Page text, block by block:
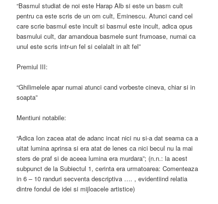
“Basmul studiat de noi este Harap Alb si este un basm cult
pentru ca este scris de un om cult, Eminescu. Atunci cand cel
care scrie basmul este incult si basmul este incult, adica opus
basmului cult, dar amandoua basmele sunt frumoase, numai ca
unul este scris intr-un fel si celalalt in alt fel”
Premiul III:
“Ghilimelele apar numai atunci cand vorbeste cineva, chiar si in
soapta”
Mentiuni notabile:
“Adica Ion zacea atat de adanc incat nici nu si-a dat seama ca a
uitat lumina aprinsa si era atat de lenes ca nici becul nu la mai
sters de praf si de aceea lumina era murdara”; (n.n.: la acest
subpunct de la Subiectul 1, cerinta era urmatoarea: Comenteaza
in 6 – 10 randuri secventa descriptiva …. , evidentiind relatia
dintre fondul de idei si mijloacele artistice)